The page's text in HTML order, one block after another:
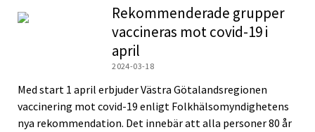
Rekommenderade grupper
vaccineras mot covid-19 i
april
2024-03-18
Med start 1 april erbjuder Västra Götalandsregionen
vaccinering mot covid-19 enligt Folkhälsomyndighetens
nya rekommendation. Det innebär att alla personer 80 år